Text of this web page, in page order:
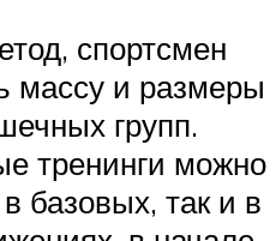
спортсмен
массу и размеры
групп.
тренинги можно
базовых, так и в